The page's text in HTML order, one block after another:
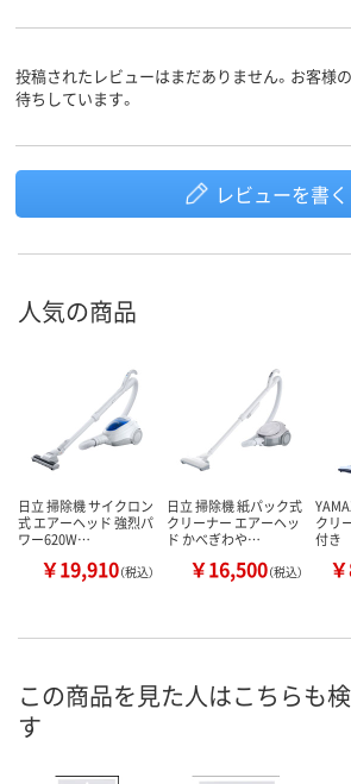
投稿されたレビューはまだありません。お客様
待ちしています。
レビューを書く
人気の商品
日立 掃除機 サイクロン
式 エアーヘッド 強烈パ
ワー620W…
￥19,910（税込）
日立 掃除機 紙パック式
クリーナー エアーヘッ
ド かべぎわや…
￥16,500（税込）
クリ
付き
この商品を見た人はこちらも
す